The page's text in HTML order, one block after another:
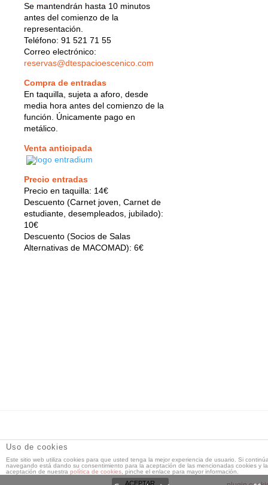
Se mantendrán hasta 10 minutos
antes del comienzo de la
representación.
Teléfono: 91 521 71 55
Correo electrónico:
reservas@dtespacioescenico.com
Compra de entradas
En taquilla, sujeta a aforo, desde
media hora antes del comienzo de la
función. Únicamente pago en
metálico.
Venta anticipada
Precio entradas
Precio en taquilla: 14€
Descuento (Carnet joven, Carnet de
estudiante, desempleados, jubilado):
10€
Descuento (Socios de Salas
Alternativas de MACOMAD): 6€
DT Espacio Escénico- Calle de la Reina, 9 28004 Madrid -
dtespacioescenico@dtespacioescenico.com
Uso de cookies
Este sitio web utiliza cookies para que usted tenga la mejor experiencia de usuario. Si
navegando está dando su consentimiento para la aceptación de las mencionadas cookies y la
aceptación de nuestra política de cookies , pinche el enlace para mayor información.
ACEPTAR